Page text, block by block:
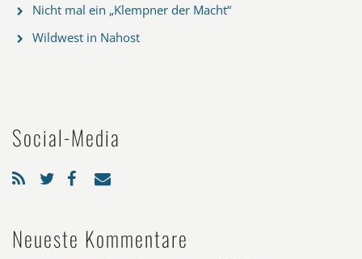
Nicht mal ein „Klempner der Macht“
Wildwest in Nahost
Social-Media
Neueste Kommentare